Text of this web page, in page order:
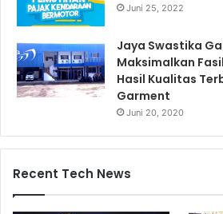
Juni 25, 2022
Jaya Swastika
Maksimalkan
Hasil Kualitas
Garment
Juni 20, 2020
Recent Tech News